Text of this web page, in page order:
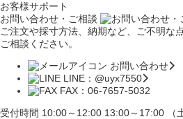
お客様サポート
お問い合わせ・ご相談
ご注文や採寸方法、納期など、ご不明な
ご相談ください。
お問い合わせ
LINE：@uyx7550
FAX：06-7657-5032
受付時間 10:00～12:00 13:00～17:00 （